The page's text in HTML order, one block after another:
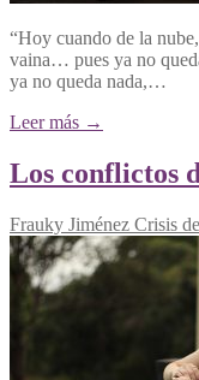
“Hoy cuando de la
vaina… pues ya no
ya no queda nada,…
Leer más →
Los conflictos
Frauky Jiménez Crisis